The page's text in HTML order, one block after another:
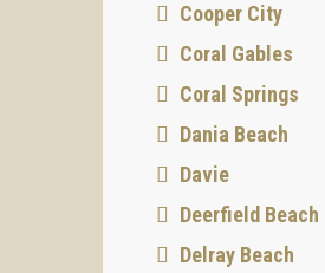
Cooper City
Coral Gables
Coral Springs
Dania Beach
Davie
Deerfield Beach
Delray Beach